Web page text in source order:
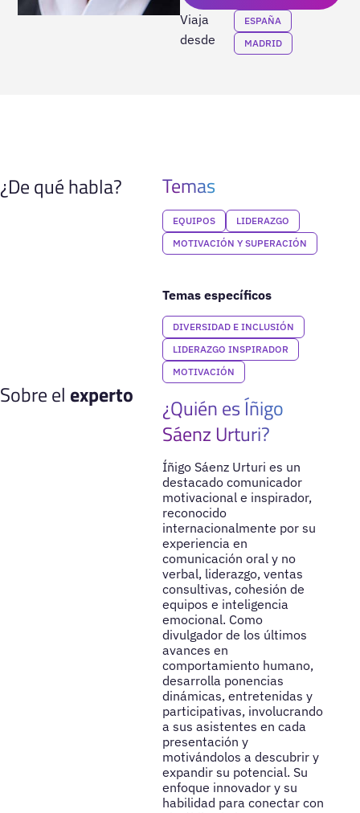
Viaja
desde
ESPAÑA
MADRID
¿De qué habla? Temas
EQUIPOS
LIDERAZGO
MOTIVACIÓN Y SUPERACIÓN
Temas específicos
DIVERSIDAD E INCLUSIÓN
LIDERAZGO INSPIRADOR
MOTIVACIÓN
Sobre el experto
¿Quién es Íñigo
Sáenz Urturi?
Íñigo Sáenz Urturi es un
destacado comunicador
motivacional e inspirador,
reconocido
internacionalmente por su
experiencia en
comunicación oral y no
verbal, liderazgo, ventas
consultivas, cohesión de
equipos e inteligencia
emocional. Como
divulgador de los últimos
avances en
comportamiento humano,
desarrolla ponencias
dinámicas, entretenidas y
participativas, involucrando
a sus asistentes en cada
presentación y
motivándolos a descubrir y
expandir su potencial. Su
enfoque innovador y su
habilidad para conectar con